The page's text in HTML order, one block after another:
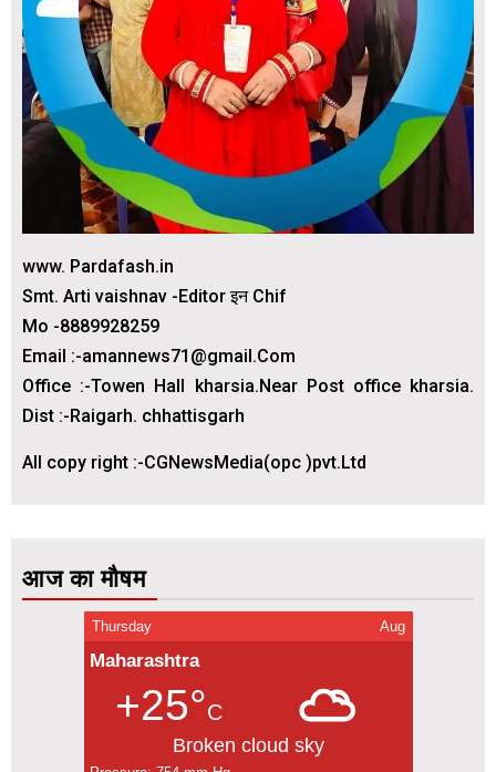
www. Pardafash.in
Smt. Arti vaishnav -Editor इन Chif
Mo -8889928259
Email :-amannews71@gmail.Com
Office :-Towen Hall kharsia.Near Post office kharsia.
Dist :-Raigarh. chhattisgarh
All copy right :-CGNewsMedia(opc )pvt.Ltd
आज का मौषम
Thursday Aug
Maharashtra
+25°C
Broken cloud sky